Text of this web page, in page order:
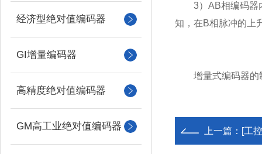
经济型绝对值编码器
GI增量编码器
高精度绝对值编码器
GM高工业绝对值编码器
3）AB相编码器内
知，在B相脉冲的上
增量式编码器的制
上一篇： [工